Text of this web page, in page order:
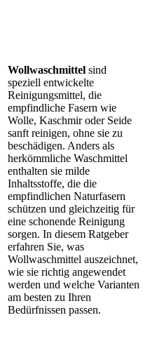
Wollwaschmittel sind
speziell entwickelte
Reinigungsmittel, die
empfindliche Fasern wie
Wolle, Kaschmir oder Seide
sanft reinigen, ohne sie zu
beschädigen. Anders als
herkömmliche Waschmittel
enthalten sie milde
Inhaltsstoffe, die die
empfindlichen Naturfasern
schützen und gleichzeitig für
eine schonende Reinigung
sorgen. In diesem Ratgeber
erfahren Sie, was
Wollwaschmittel auszeichnet,
wie sie richtig angewendet
werden und welche Varianten
am besten zu Ihren
Bedürfnissen passen.